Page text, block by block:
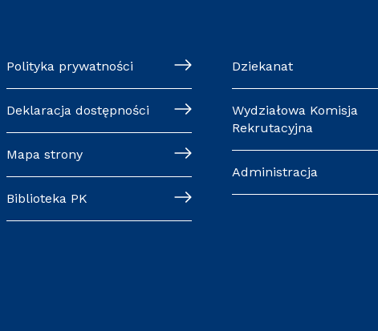
Polityka prywatności
Deklaracja dostępności
Mapa strony
Biblioteka PK
Dziekanat
Wydziałowa Komisja
Rekrutacyjna
Administracja